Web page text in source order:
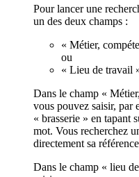
Pour lancer une
un des deux champs :
« Métier,
ou
« Lieu de travail
Dans le champ «
vous pouvez saisir, par
« brasserie » en tapant
mot. Vous recherchez
directement sa
Dans le champ « lieu